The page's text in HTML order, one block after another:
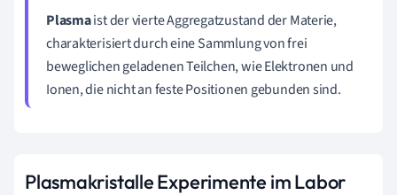
Plasmaist der vierte Aggregatzustand der Materie,
charakterisiert durch eine Sammlung von frei
beweglichen geladenen Teilchen, wie Elektronen und
Ionen, die nicht an feste Positionen gebunden sind.
Plasmakristalle Experimente im Labor